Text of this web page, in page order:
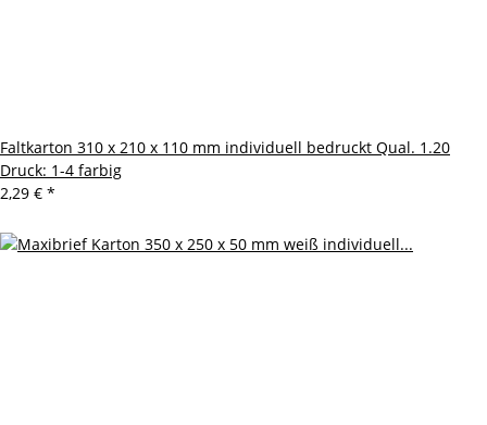
Faltkarton 310 x 210 x 110 mm individuell bedruckt Qual. 1.20
Druck: 1-4 farbig
2,29 € *